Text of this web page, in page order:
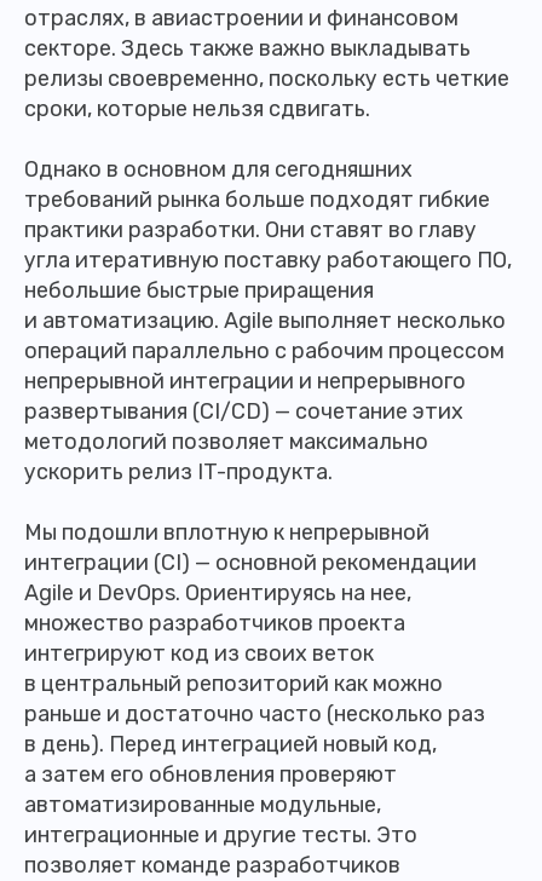
отраслях, в авиастроении и финансовом
секторе. Здесь также важно выкладывать
релизы своевременно, поскольку есть четкие
сроки, которые нельзя сдвигать.
Однако в основном для сегодняшних
требований рынка больше подходят гибкие
практики разработки. Они ставят во главу
угла итеративную поставку работающего ПО,
небольшие быстрые приращения
и автоматизацию. Agile выполняет несколько
операций параллельно с рабочим процессом
непрерывной интеграции и непрерывного
развертывания (CI/CD) — сочетание этих
методологий позволяет максимально
ускорить релиз IT-продукта.
Мы подошли вплотную к непрерывной
интеграции (CI) — основной рекомендации
Agile и DevOps. Ориентируясь на нее,
множество разработчиков проекта
интегрируют код из своих веток
в центральный репозиторий как можно
раньше и достаточно часто (несколько раз
в день). Перед интеграцией новый код,
а затем его обновления проверяют
автоматизированные модульные,
интеграционные и другие тесты. Это
позволяет команде разработчиков